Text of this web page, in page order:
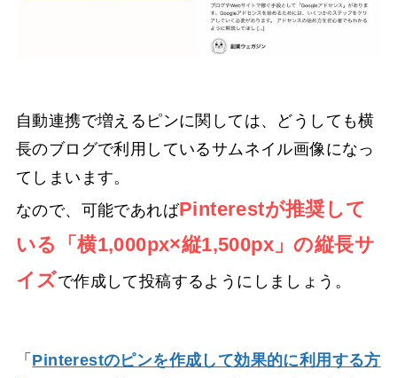
自動連携で増えるピンに関しては、どうしても横
長のブログで利用しているサムネイル画像になっ
てしまいます。
なので、可能であればPinterestが推奨して
いる「横1,000px×縦1,500px」の縦長サ
イズで作成して投稿するようにしましょう。
「 Pinterestのピンを作成して効果的に利用する方